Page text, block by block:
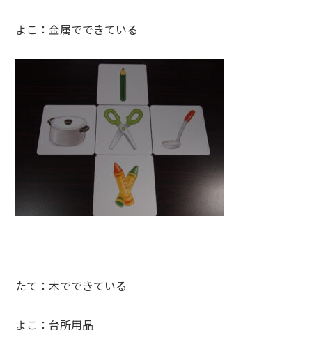
よこ：金属でできている
たて：木でできている
よこ：台所用品